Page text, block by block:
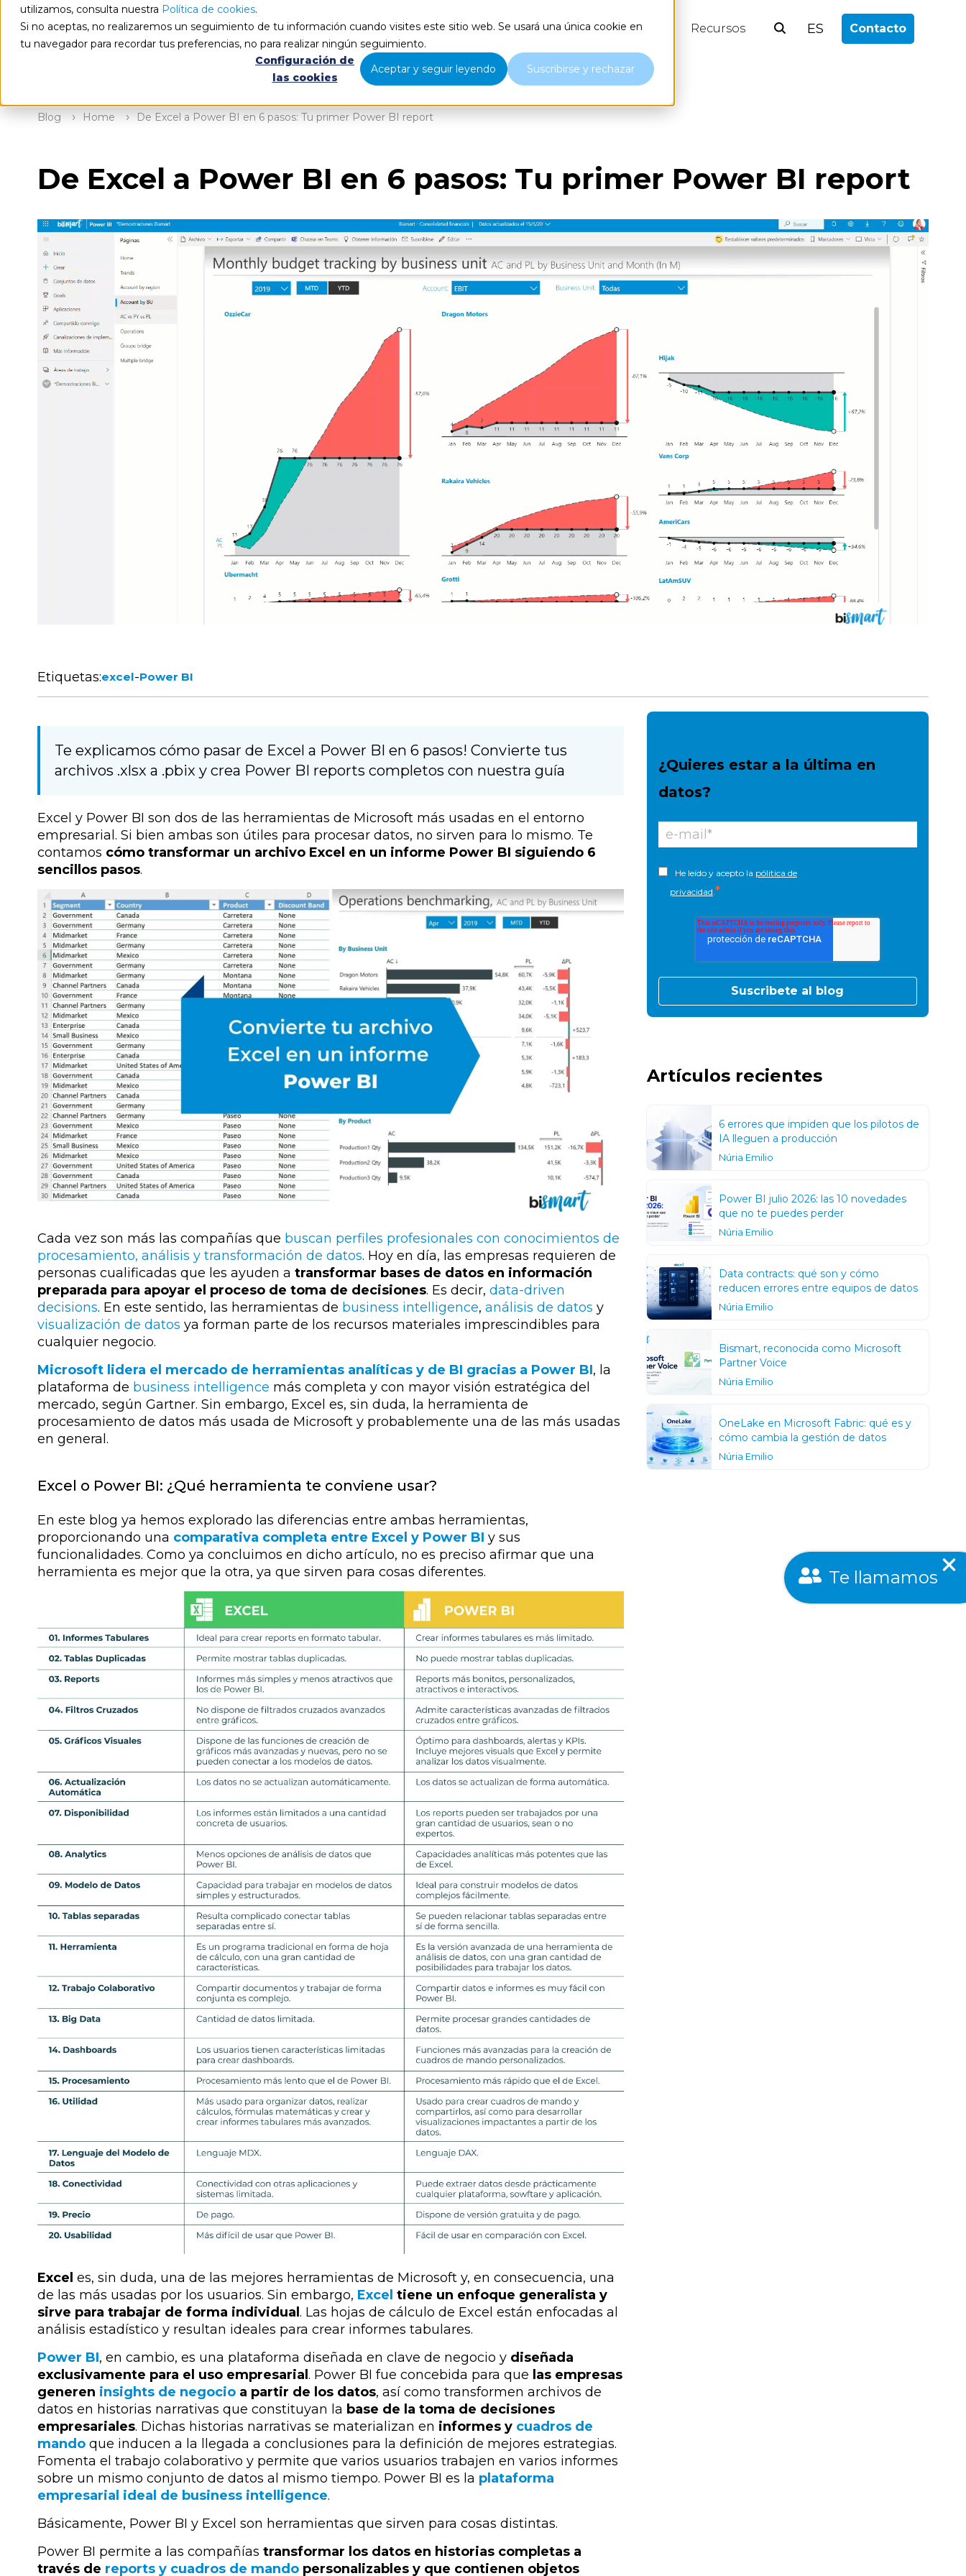
utilizamos, consulta nuestra Política de cookies.
Si no aceptas, no realizaremos un seguimiento de tu información cuando visites este sitio web. Se usará una única cookie en
tu navegador para recordar tus preferencias, no para realizar ningún seguimiento.
Configuración de
las cookies
Aceptar y seguir leyendo Suscribirse y rechazar
Qué hacemos Nosotros Blog Recursos ES Contacto
Blog Home De Excel a Power BI en 6 pasos: Tu primer Power BI report
De Excel a Power BI en 6 pasos: Tu primer Power BI report
Etiquetas:excel-Power BI
Te explicamos cómo pasar de Excel a Power BI en 6 pasos! Convierte tus
archivos .xlsx a .pbix y crea Power BI reports completos con nuestra guía
Excel y Power BI son dos de las herramientas de Microsoft más usadas en el entorno
empresarial. Si bien ambas son útiles para procesar datos, no sirven para lo mismo. Te
contamos cómo transformar un archivo Excel en un informe Power BI siguiendo 6
sencillos pasos.
Cada vez son más las compañías que buscan perfiles profesionales con conocimientos de
procesamiento, análisis y transformación de datos. Hoy en día, las empresas requieren de
personas cualificadas que les ayuden a transformar bases de datos en información
preparada para apoyar el proceso de toma de decisiones. Es decir, data-driven
decisions. En este sentido, las herramientas de business intelligence, análisis de datos y
visualización de datos ya forman parte de los recursos materiales imprescindibles para
cualquier negocio.
Microsoft lidera el mercado de herramientas analíticas y de BI gracias a Power BI, la
plataforma de business intelligence más completa y con mayor visión estratégica del
mercado, según Gartner. Sin embargo, Excel es, sin duda, la herramienta de
procesamiento de datos más usada de Microsoft y probablemente una de las más usadas
en general.
Excel o Power BI: ¿Qué herramienta te conviene usar?
En este blog ya hemos explorado las diferencias entre ambas herramientas,
proporcionando una comparativa completa entre Excel y Power BI y sus
funcionalidades. Como ya concluimos en dicho artículo, no es preciso afirmar que una
herramienta es mejor que la otra, ya que sirven para cosas diferentes.
Excel es, sin duda, una de las mejores herramientas de Microsoft y, en consecuencia, una
de las más usadas por los usuarios. Sin embargo, Excel tiene un enfoque generalista y
sirve para trabajar de forma individual . Las hojas de cálculo de Excel están enfocadas al
análisis estadístico y resultan ideales para crear informes tabulares.
Power BI, en cambio, es una plataforma diseñada en clave de negocio y diseñada
exclusivamente para el uso empresarial . Power BI fue concebida para que las empresas
generen insights de negocio a partir de los datos, así como transformen archivos de
datos en historias narrativas que constituyan la base de la toma de decisiones
empresariales. Dichas historias narrativas se materializan en informes y cuadros de
mando que inducen a la llegada a conclusiones para la definición de mejores estrategias.
Fomenta el trabajo colaborativo y permite que varios usuarios trabajen en varios informes
sobre un mismo conjunto de datos al mismo tiempo. Power BI es la plataforma
empresarial ideal de business intelligence.
Básicamente, Power BI y Excel son herramientas que sirven para cosas distintas.
Power BI permite a las compañías transformar los datos en historias completas a
través de reports y cuadros de mando personalizables y que contienen objetos
¿Quieres estar a la última en
datos?
He leído y acepto la pólitica de
privacidad.*
Artículos recientes
6 errores que impiden que los pilotos de
IA lleguen a producción
Núria Emilio
Power BI julio 2026: las 10 novedades
que no te puedes perder
Núria Emilio
Data contracts: qué son y cómo
reducen errores entre equipos de datos
Núria Emilio
Bismart, reconocida como Microsoft
Partner Voice
Núria Emilio
OneLake en Microsoft Fabric: qué es y
cómo cambia la gestión de datos
Núria Emilio
Te llamamos